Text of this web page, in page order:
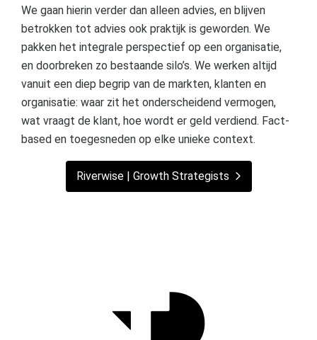
We gaan hierin verder dan alleen advies, en blijven
betrokken tot advies ook praktijk is geworden. We
pakken het integrale perspectief op een organisatie,
en doorbreken zo bestaande silo’s. We werken altijd
vanuit een diep begrip van de markten, klanten en
organisatie: waar zit het onderscheidend vermogen,
wat vraagt de klant, hoe wordt er geld verdiend. Fact-
based en toegesneden op elke unieke context.
Riverwise | Growth Strategists